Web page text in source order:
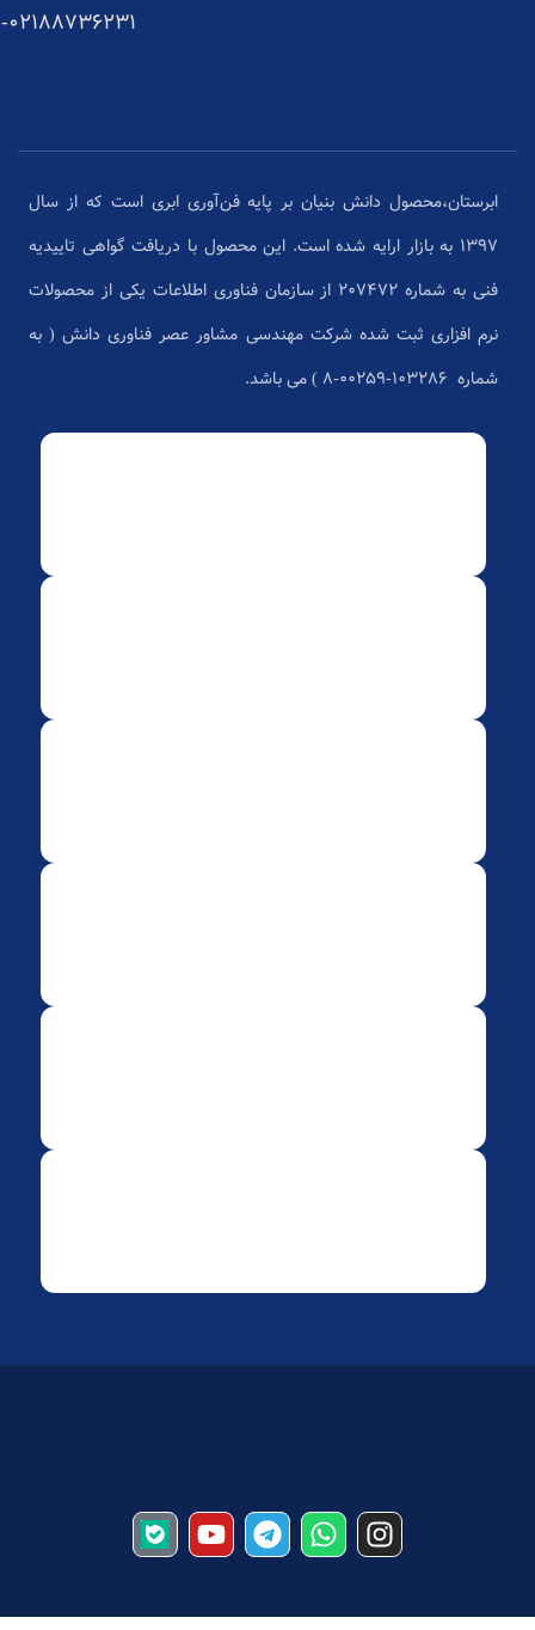
02188736231-
ابرستان،محصول دانش بنیان بر پایه فن‌آوری ابری است که از سال
1397 به بازار ارایه شده است. این محصول با دریافت گواهی تاییدیه
فنی به شماره 207472 از سازمان فناوری اطلاعات یکی از محصولات
نرم افزاری ثبت شده شرکت مهندسی مشاور عصر فناوری دانش ( به
شماره ۱۰۳۲۸۶-۰۰۲۵۹-۸ ) می باشد.